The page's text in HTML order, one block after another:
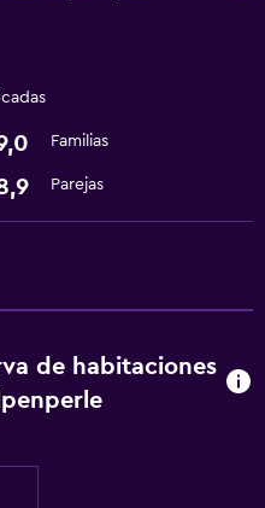
Familias
Parejas
de habitaciones